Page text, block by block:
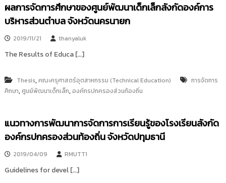
i
t
r
y
ค
ลั
ข้
อ
มู
ล
ง
ธั
ญ
บุ
รี
ผลการจัดการศึกษาของศูนย์พัฒนาเด็กเล็กสังกัดองค์การ
บริหารส่วนตำบล จังหวัดนครนายก
2019/11/21 thanyaluk
The Results of Educa […]
Thesis,คณะครุศาสตร์อุตสาหกรรม (Technical Education)
การจัดการ
ศึกษา,ศูนย์พัฒนาเด็กเล็ก,องค์กรปกครองส่วนท้องถิ่น
แนวทางการพัฒนาการจัดการการเรียนรู้ของโรงเรียนสังกัด
องค์กรปกครองส่วนท้องถิ่น จังหวัดปทุมธานี
2019/04/09 RMUTT1
Guidelines for devel […]